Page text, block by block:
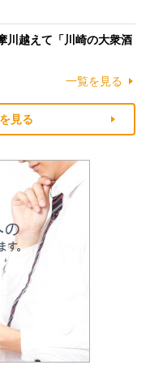
川越えて「川崎の大衆酒
一覧を見る
見る